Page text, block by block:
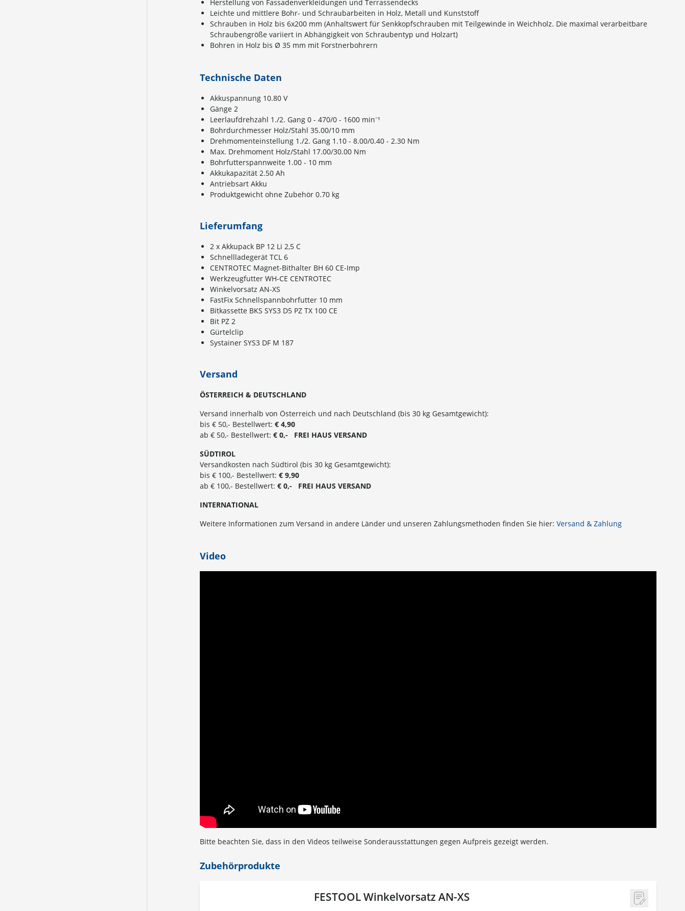
Herstellung von Fassadenverkleidungen und Terrassendecks
Leichte und mittlere Bohr- und Schraubarbeiten in Holz, Metall und Kunststoff
Schrauben in Holz bis 6x200 mm (Anhaltswert für Senkkopfschrauben mit Teilgewinde in Weichholz. Die maximal verarbeitbare
Schraubengröße variiert in Abhängigkeit von Schraubentyp und Holzart)
Bohren in Holz bis Ø 35 mm mit Forstnerbohrern
Technische Daten
Akkuspannung 10.80 V
Gänge 2
Leerlaufdrehzahl 1./2. Gang 0 - 470/0 - 1600 min⁻¹
Bohrdurchmesser Holz/Stahl 35.00/10 mm
Drehmomenteinstellung 1./2. Gang 1.10 - 8.00/0.40 - 2.30 Nm
Max. Drehmoment Holz/Stahl 17.00/30.00 Nm
Bohrfutterspannweite 1.00 - 10 mm
Akkukapazität 2.50 Ah
Antriebsart Akku
Produktgewicht ohne Zubehör 0.70 kg
Lieferumfang
2 x Akkupack BP 12 Li 2,5 C
Schnellladegerät TCL 6
CENTROTEC Magnet-Bithalter BH 60 CE-Imp
Werkzeugfutter WH-CE CENTROTEC
Winkelvorsatz AN-XS
FastFix Schnellspannbohrfutter 10 mm
Bitkassette BKS SYS3 D5 PZ TX 100 CE
Bit PZ 2
Gürtelclip
Systainer SYS3 DF M 187
Versand
ÖSTERREICH & DEUTSCHLAND
Versand innerhalb von Österreich und nach Deutschland (bis 30 kg Gesamtgewicht):
bis € 50,- Bestellwert: € 4,90
ab € 50,- Bestellwert: € 0,- FREI HAUS VERSAND
SÜDTIROL
Versandkosten nach Südtirol (bis 30 kg Gesamtgewicht):
bis € 100,- Bestellwert: € 9,90
ab € 100,- Bestellwert: € 0,- FREI HAUS VERSAND
INTERNATIONAL
Weitere Informationen zum Versand in andere Länder und unseren Zahlungsmethoden finden Sie hier: Versand & Zahlung
Video
Bitte beachten Sie, dass in den Videos teilweise Sonderausstattungen gegen Aufpreis gezeigt werden.
Zubehörprodukte
FESTOOL Winkelvorsatz AN-XS